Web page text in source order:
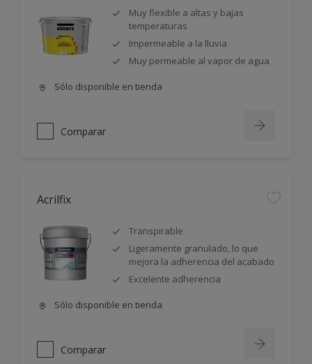
Muy flexible a altas y bajas
temperaturas
Impermeable a la lluvia
Muy permeable al vapor de agua
Sólo disponible en tienda
Comparar
Acrilfix
Transpirable
Ligeramente granulado, lo que
mejora la adherencia del acabado
Excelente adherencia
Sólo disponible en tienda
Comparar